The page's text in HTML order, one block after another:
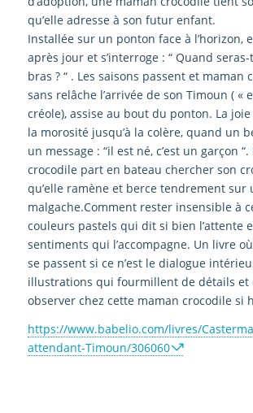
qu’elle adresse à son futur enfant.
Installée sur un ponton face à l’horizon,
après jour et s’interroge : “ Quand
bras ? “ . Les saisons passent et maman
sans relâche l’arrivée de son Timoun ( «
créole), assise au bout du ponton. La
la morosité jusqu’à la colère, quand un
un message : “il est né, c’est un garçon
crocodile part en bateau chercher son
qu’elle ramène et berce tendrement sur
malgache.Comment rester insensible à
couleurs pastels qui dit si bien l’attente
sentiments qui l’accompagne. Un livre
se passent si ce n’est le dialogue
illustrations qui fourmillent de détails et
observer chez cette maman crocodile si
https://www.babelio.com/livres/
attendant-Timoun/306060